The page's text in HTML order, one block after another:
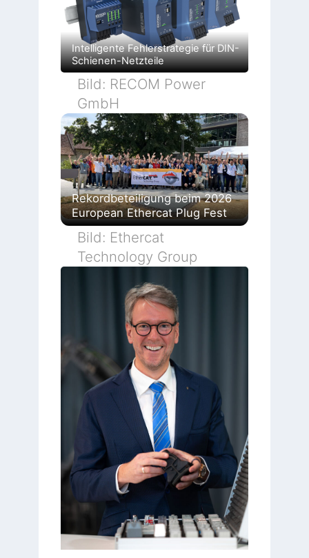
Intelligente Fehlerstrategie für DIN-
Schienen-Netzteile
Bild: RECOM Power
GmbH
Rekordbeteiligung beim 2026
European Ethercat Plug Fest
Bild: Ethercat
Technology Group